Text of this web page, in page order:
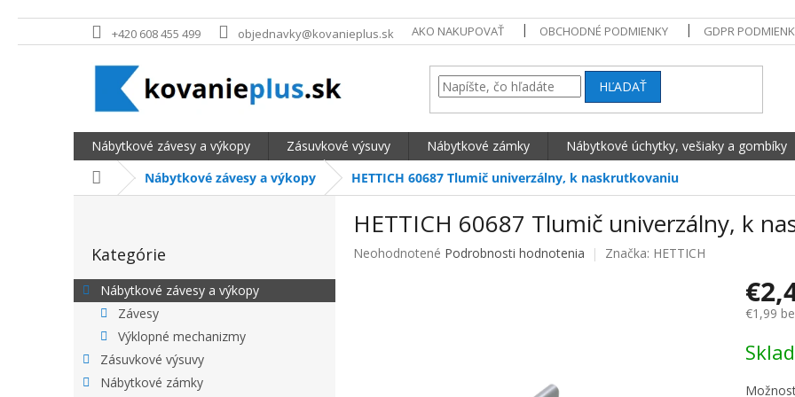
Prejsť na obsah +420 608 455 499 objednavky@kovanieplus.sk AKO NAKUPOVAŤ OBCHODNÉ PODMIENKY GDPR
HĽADAŤ
Nábytkové závesy a výkopy Zásuvkové výsuvy Nábytkové zámky Nábytkové úchytky, vešiaky a gombíky
DomovNábytkové závesy a výkopy HETTICH 60687 Tlumič univerzálny, k naskrutkovaniu
BOČNÝ PANEL
Kategórie
Nábytkové závesy a výkopy
Závesy
Výklopné mechanizmy
Zásuvkové výsuvy
Nábytkové zámky
HETTICH 60687 Tlumič univerzálny, k
Priemerné hodnotenie produktu je 0,0 z 5 hviezdičiek.
Neohodnotené Podrobnosti hodnotenia Značka: HETTICH
€1,99